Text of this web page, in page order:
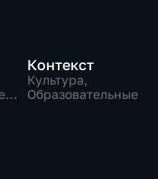
Контекст
Культура,
Образовательные